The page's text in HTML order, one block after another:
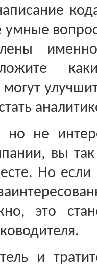
умные
не
вы
Но если
это
и